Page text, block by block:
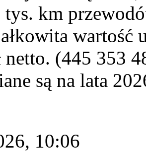
tys. km
netto. (445 353
są na lata
10:06